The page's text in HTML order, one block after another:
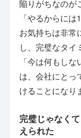
陥りがちなのが
「やるからに
お気持ちは非常
し、完璧なタイ
「今は何もし
は、会社にとっ
けることになり
完璧じゃなく
えられた